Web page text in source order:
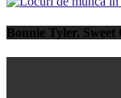
Bonnie Tyler,